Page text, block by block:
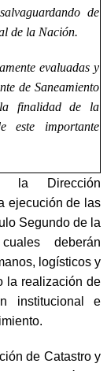
de
de la Nación.
evaluadas y
de Saneamiento
finalidad de la
este importante
la Dirección
ejecución de las
Segundo de la
deberán
logísticos y
la realización de
institucional e
de Catastro y